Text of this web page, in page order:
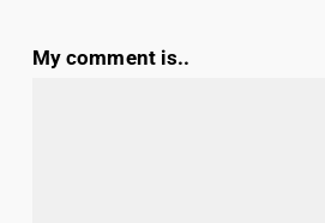
My comment is..